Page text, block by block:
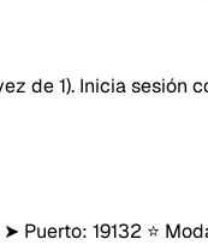
de 1). Inicia sesión
Puerto: 19132 ⭐